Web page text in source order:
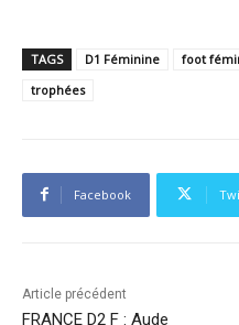
TAGS D1 Féminine foot
trophées
Facebook
Article précédent
FRANCE D2 F : Aude